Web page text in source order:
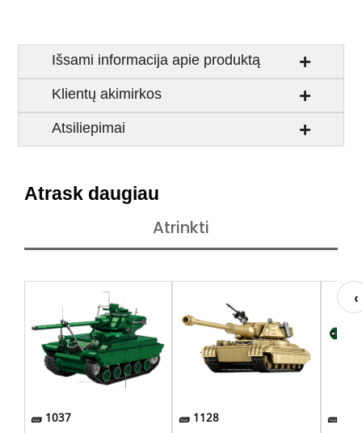
Išsami informacija apie produktą
Klientų akimirkos
Atsiliepimai
Atrask daugiau
Atrinkti
1037 1128